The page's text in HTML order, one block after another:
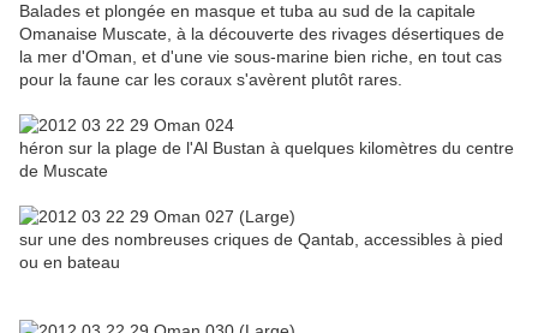
Balades et plongée en masque et tuba au sud de la capitale
Omanaise Muscate, à la découverte des rivages désertiques de
la mer d'Oman, et d'une vie sous-marine bien riche, en tout cas
pour la faune car les coraux s'avèrent plutôt rares.
héron sur la plage de l'Al Bustan à quelques kilomètres du centre
de Muscate
sur une des nombreuses criques de Qantab, accessibles à pied
ou en bateau